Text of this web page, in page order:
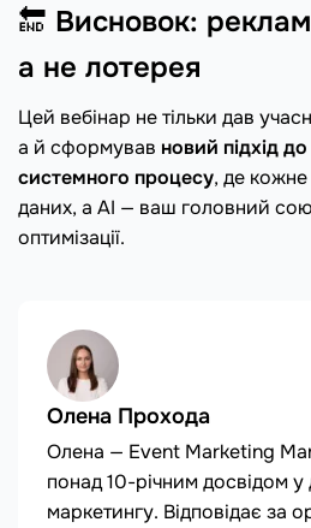
🔚 Висновок:
а не лотерея
Цей вебінар не тільки дав
а й сформував новий підхід
системного процесу, де кожне
даних, а AI — ваш головний
оптимізації.
Олена Прохода
Олена — Event Marketing
понад 10-річним досвідом у
маркетингу. Відповідає за